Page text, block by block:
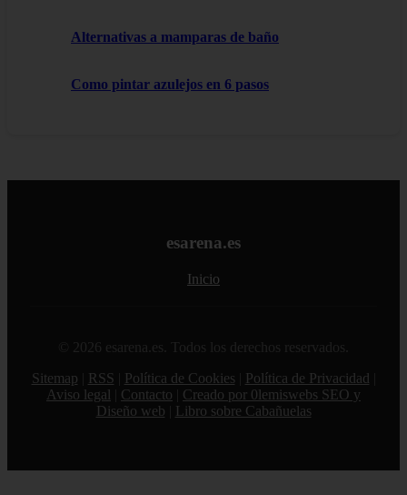
Alternativas a mamparas de baño
Como pintar azulejos en 6 pasos
esarena.es
Inicio
© 2026 esarena.es. Todos los derechos reservados.
Sitemap
RSS Política de Cookies Política de Privacidad
Aviso legal
Contacto
Creado por 0lemiswebs SEO y
Diseño web
Libro sobre Cabañuelas